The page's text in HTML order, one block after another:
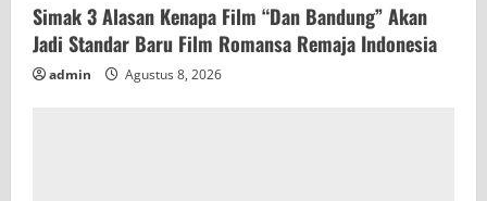
Simak 3 Alasan Kenapa Film “Dan Bandung” Akan
Jadi Standar Baru Film Romansa Remaja Indonesia
admin Agustus 8, 2026